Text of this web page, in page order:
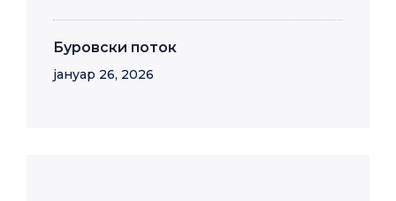
Буровски поток
јануар 26, 2026